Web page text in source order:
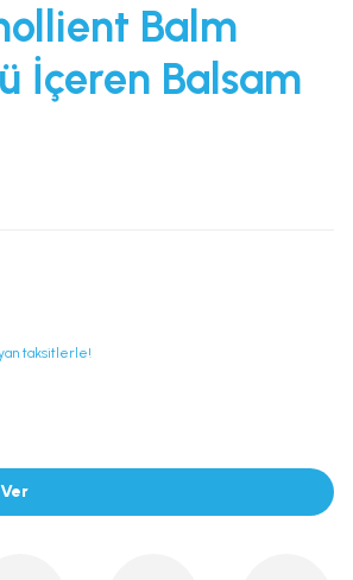
Balm
İçeren Balsam
taksitlerle!